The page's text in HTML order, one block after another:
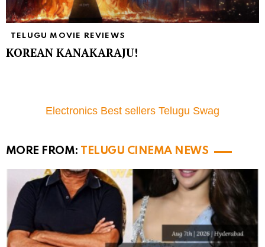
TELUGU MOVIE REVIEWS
KOREAN KANAKARAJU!
Electronics Best sellers Telugu Swag
MORE FROM: TELUGU CINEMA NEWS